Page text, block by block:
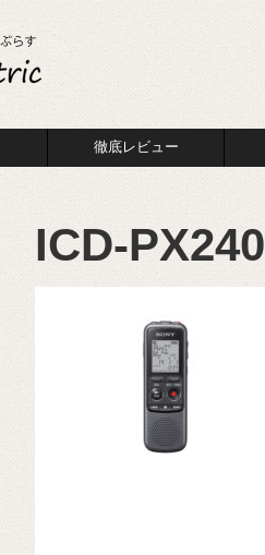
徹底レビュー
ICD-PX240